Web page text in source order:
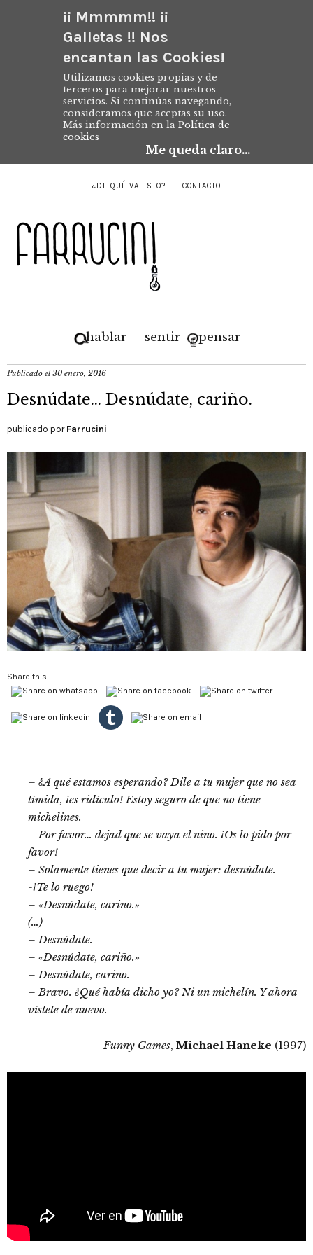
¡¡ Mmmmm!! ¡¡
Galletas !! Nos
encantan las Cookies!
Utilizamos cookies propias y de
terceros para mejorar nuestros
servicios. Si continúas navegando,
consideramos que aceptas su uso.
Más información en la Política de
cookies
Me queda claro...
¿DE QUÉ VA ESTO? CONTACTO
hablar sentir pensar
Publicado el30 enero, 2016
Desnúdate… Desnúdate, cariño.
publicado por Farrucini
Share this...
– ¿A qué estamos esperando? Dile a tu mujer que no sea
tímida, ¡es ridículo! Estoy seguro de que no tiene
michelines.
– Por favor… dejad que se vaya el niño. ¡Os lo pido por
favor!
– Solamente tienes que decir a tu mujer: desnúdate.
-¡Te lo ruego!
– «Desnúdate, cariño.»
(…)
– Desnúdate.
– «Desnúdate, cariño.»
– Desnúdate, cariño.
– Bravo. ¿Qué había dicho yo? Ni un michelín. Y ahora
vístete de nuevo.
Funny Games, Michael Haneke (1997)